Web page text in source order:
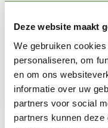
Deze website maakt
We gebruiken
personaliseren, om
en om ons
informatie over uw
partners voor social
partners kunnen
Pipettes - Medium
Niet op voorraad